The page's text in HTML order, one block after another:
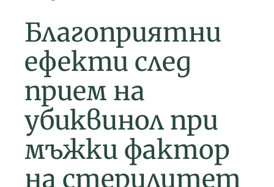
Благоприятни
ефекти след
прием на
убиквинол при
мъжки фактор
на стерилитет